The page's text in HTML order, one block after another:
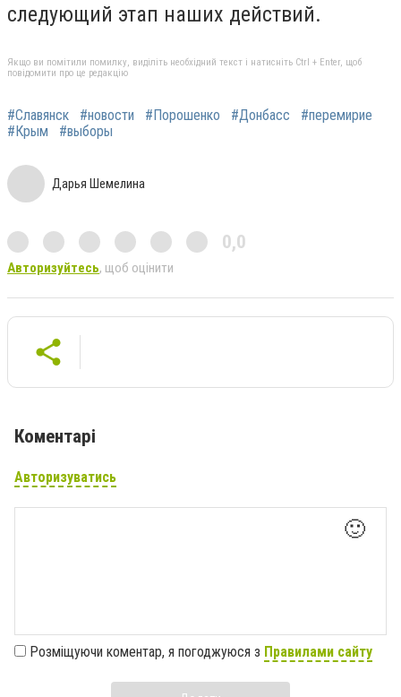
следующий этап наших действий.
Якщо ви помітили помилку, виділіть необхідний текст і натисніть Ctrl + Enter, щоб
повідомити про це редакцію
#Славянск #новости #Порошенко #Донбасс
#перемирие
#Крым
#выборы
Дарья Шемелина
0,0
Авторизуйтесь, щоб оцінити
Коментарі
Авторизуватись
🙂
Розміщуючи коментар, я погоджуюся з Правилами сайту